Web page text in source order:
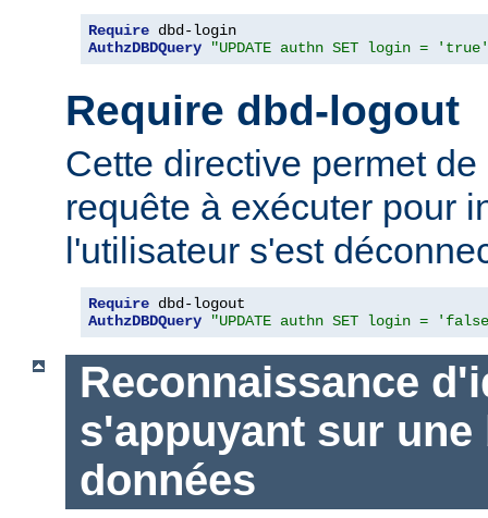
Require
AuthzDBDQuery
"UPDATE authn SET login = 'true'
Require dbd-logout
Cette directive permet
requête à exécuter pour
l'utilisateur s'est
Require
AuthzDBDQuery
"UPDATE authn SET login =
Reconnaissance
s'appuyant sur une
données